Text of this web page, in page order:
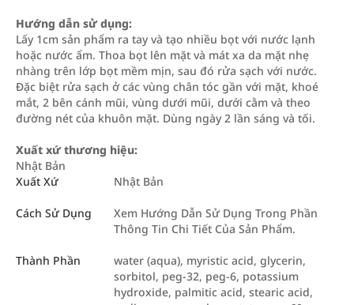
Hướng dẫn sử dụng:
Lấy 1cm sản phẩm ra tay và tạo nhiều bọt với nước lạnh
hoặc nước ẩm. Thoa bọt lên mặt và mát xa da mặt nhẹ
nhàng trên lớp bọt mềm mịn, sau đó rửa sạch với nước.
Đặc biệt rửa sạch ở các vùng chân tóc gần với mặt, khoé
mắt, 2 bên cánh mũi, vùng dưới mũi, dưới cằm và theo
đường nét của khuôn mặt. Dùng ngày 2 lần sáng và tối.
Xuất xứ thương hiệu:
Nhật Bản
Xuất Xứ
Nhật Bản
Cách Sử Dụng
Xem Hướng Dẫn Sử Dụng Trong Phần
Thông Tin Chi Tiết Của Sản Phẩm.
Thành Phần
water (aqua), myristic acid, glycerin,
sorbitol, peg-32, peg-6, potassium
hydroxide, palmitic acid, stearic acid,